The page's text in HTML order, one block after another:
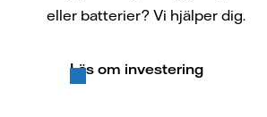
eller batterier? Vi hjälper dig.
Läs om investering